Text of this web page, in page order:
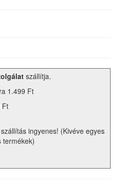
szállítja.
1.499 Ft
Ft
ingyenes! (Kivéve egyes
termékek)